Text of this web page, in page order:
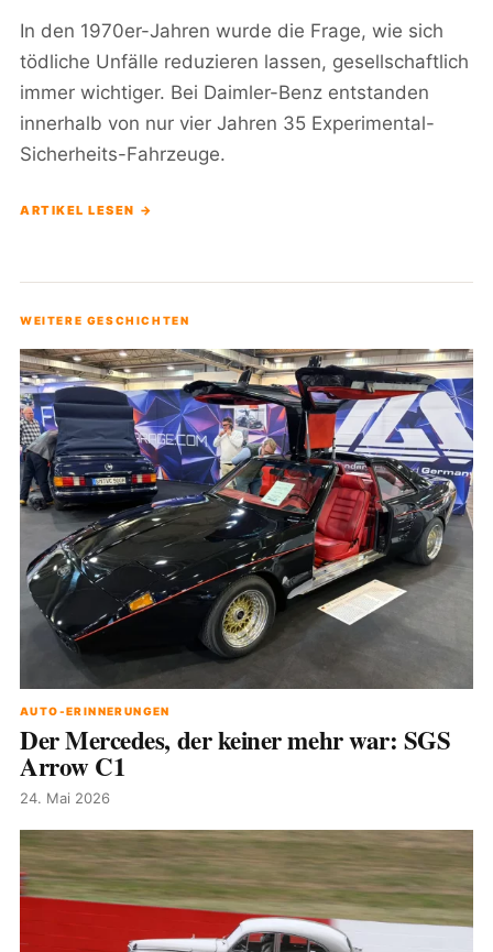
In den 1970er-Jahren wurde die Frage, wie sich
tödliche Unfälle reduzieren lassen, gesellschaftlich
immer wichtiger. Bei Daimler-Benz entstanden
innerhalb von nur vier Jahren 35 Experimental-
Sicherheits-Fahrzeuge.
ARTIKEL LESEN →
WEITERE GESCHICHTEN
AUTO-ERINNERUNGEN
Der Mercedes, der keiner mehr war: SGS
Arrow C1
24. Mai 2026